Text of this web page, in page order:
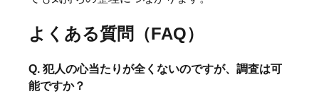
よくある質問（FAQ）
Q. 犯人の心当たりが全くないのですが、調査は可
能ですか？